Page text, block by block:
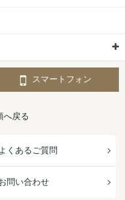
スマートフォン
へ戻る
よくあるご質問
問い合わせ